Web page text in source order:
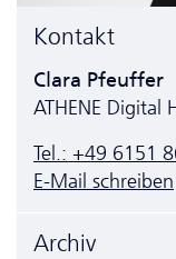
Kontakt
Clara Pfeuffer
ATHENE Digital
Tel.: +49 6151
E-Mail schreiben
Archiv